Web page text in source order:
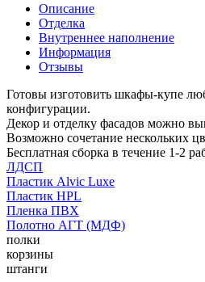
Описание
Отделка
Внутреннее наполнение
Информация
Отзывы
Готовы изготовить шкафы-купе
конфигурации.
Декор и отделку фасадов можно
Возможно сочетание нескольких
Бесплатная сборка в течение 1-2
ЛДСП
Пластик Alvic Luxe
Пластик HPL
Пленка ПВХ
Полотно АГТ (МДФ)
полки
корзины
штанги